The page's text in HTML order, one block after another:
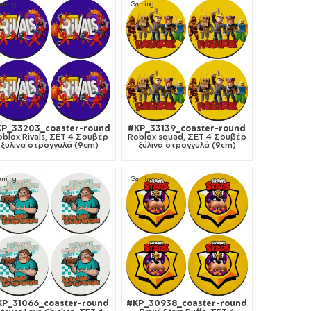
round
Rivals, ΣΕΤ 4 Σουβέρ
ξύλινα στρογγυλά (9cm)
Gaming
#KP_33139_coaster-round
Roblox squad, ΣΕΤ 4 Σουβέρ
ξύλινα στρογγυλά (9cm)
round
Gaming
#KP_30938_coaster-round